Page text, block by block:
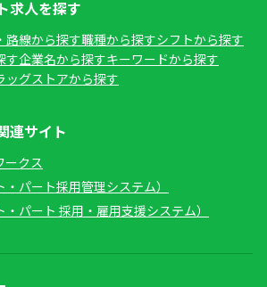
求人を探す
路線から探す職種から探すシフトから探す
す企業名から探すキーワードから探す
ッグストアから探す
連サイト
ークス
パート採用管理システム）
パート 採用・雇用支援システム）